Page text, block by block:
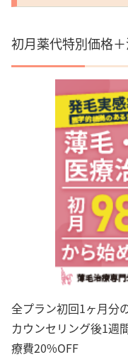
初月薬代特別価格＋
全プラン初回1ヶ月分
カウンセリング後1週
療費20%OFF